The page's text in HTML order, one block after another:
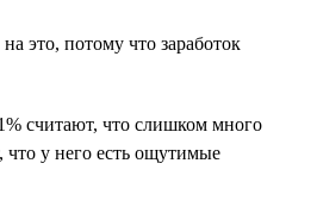
это, потому что заработок
считают, что слишком много
у него есть ощутимые